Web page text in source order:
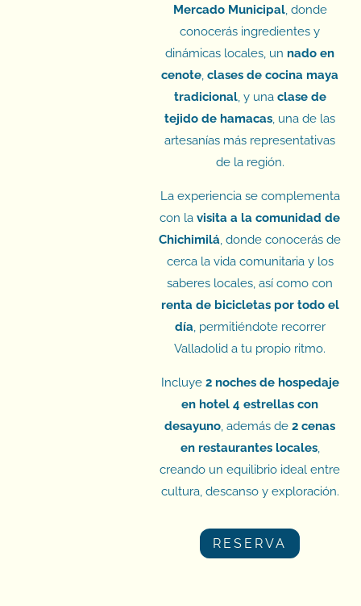
Mercado Municipal, donde
conocerás ingredientes y
dinámicas locales, un nado en
cenote, clases de cocina maya
tradicional, y una clase de
tejido de hamacas, una de las
artesanías más representativas
de la región.
La experiencia se complementa
con la visita a la comunidad de
Chichimilá, donde conocerás de
cerca la vida comunitaria y los
saberes locales, así como con
renta de bicicletas por todo el
día, permitiéndote recorrer
Valladolid a tu propio ritmo.
Incluye 2 noches de hospedaje
en hotel 4 estrellas con
desayuno, además de 2 cenas
en restaurantes locales,
creando un equilibrio ideal entre
cultura, descanso y exploración.
RESERVA